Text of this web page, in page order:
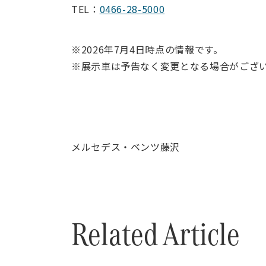
TEL： 0466-28-5000
※2026年7月4日時点の情報です。
※展示車は予告なく変更となる場合がござ
メルセデス・ベンツ藤沢
Related Article